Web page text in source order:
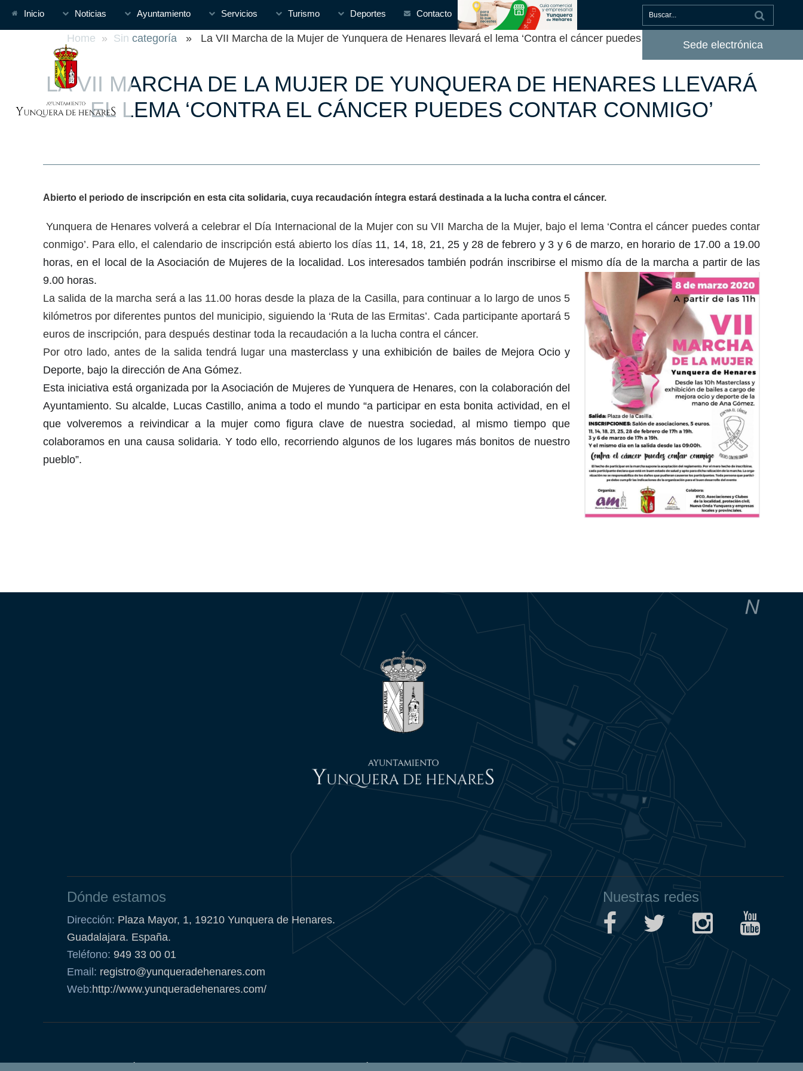
Inicio Noticias Ayuntamiento Servicios Turismo Deportes Contacto
Sede electrónica
Home » Sin categoría » La VII Marcha de la Mujer de Yunquera de Henares llevará el lema ‘Contra el cáncer puedes contar conmigo’
LA VII MARCHA DE LA MUJER DE YUNQUERA DE HENARES LLEVARÁ
EL LEMA ‘CONTRA EL CÁNCER PUEDES CONTAR CONMIGO’
Abierto el periodo de inscripción en esta cita solidaria, cuya recaudación íntegra estará destinada a la lucha contra el cáncer.
Yunquera de Henares volverá a celebrar el Día Internacional de la Mujer con su VII Marcha de la Mujer, bajo el lema ‘Contra el cáncer puedes contar
conmigo’. Para ello, el calendario de inscripción está abierto los días 11, 14, 18, 21, 25 y 28 de febrero y 3 y 6 de marzo, en horario de 17.00 a 19.00
horas, en el local de la Asociación de Mujeres de la localidad. Los interesados también podrán inscribirse el mismo día de la marcha a partir de las
9.00 horas.
La salida de la marcha será a las 11.00 horas desde la plaza de la Casilla, para continuar a lo largo de unos 5
kilómetros por diferentes puntos del municipio, siguiendo la ‘Ruta de las Ermitas’. Cada participante aportará 5
euros de inscripción, para después destinar toda la recaudación a la lucha contra el cáncer.
Por otro lado, antes de la salida tendrá lugar una masterclass y una exhibición de bailes de Mejora Ocio y
Deporte, bajo la dirección de Ana Gómez.
Esta iniciativa está organizada por la Asociación de Mujeres de Yunquera de Henares, con la colaboración del
Ayuntamiento. Su alcalde, Lucas Castillo, anima a todo el mundo “a participar en esta bonita actividad, en el
que volveremos a reivindicar a la mujer como figura clave de nuestra sociedad, al mismo tiempo que
colaboramos en una causa solidaria. Y todo ello, recorriendo algunos de los lugares más bonitos de nuestro
pueblo”.
Dónde estamos
Dirección: Plaza Mayor, 1, 19210 Yunquera de Henares.
Guadalajara. España.
Teléfono: 949 33 00 01
Email: registro@yunqueradehenares.com
Web:http://www.yunqueradehenares.com/
Nuestras redes